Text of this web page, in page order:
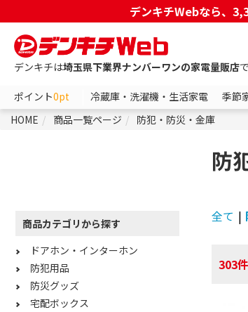
デンキチWebなら、
デンキチは埼玉県下業界ナンバーワンの家電量販店
ポイント0pt 冷蔵庫・洗濯機・生活家電 季節
HOME
商品一覧ページ 防犯・防災・金庫
防
全て |
303件
商品カテゴリから探す
ドアホン・インターホン
防犯用品
防災グッズ
宅配ボックス